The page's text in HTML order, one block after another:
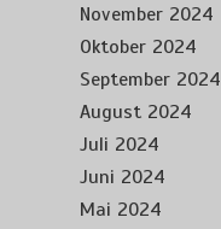
November 2024
Oktober 2024
September 2024
August 2024
Juli 2024
Juni 2024
Mai 2024